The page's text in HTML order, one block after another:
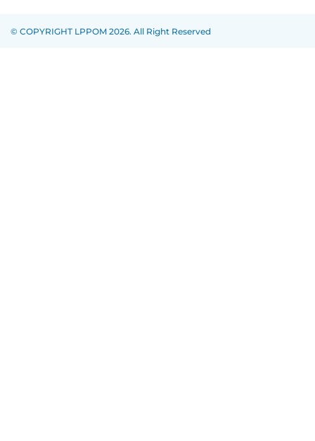
© COPYRIGHT LPPOM 2026. All Right Reserved